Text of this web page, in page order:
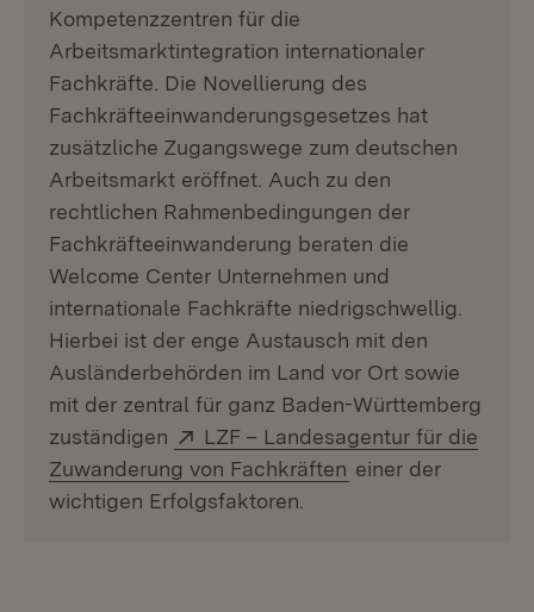
Kompetenzzentren für die
Arbeitsmarktintegration internationaler
Fachkräfte. Die Novellierung des
Fachkräfteeinwanderungsgesetzes hat
zusätzliche Zugangswege zum deutschen
Arbeitsmarkt eröffnet. Auch zu den
rechtlichen Rahmenbedingungen der
Fachkräfteeinwanderung beraten die
Welcome Center Unternehmen und
internationale Fachkräfte niedrigschwellig.
Hierbei ist der enge Austausch mit den
Ausländerbehörden im Land vor Ort sowie
mit der zentral für ganz Baden-Württemberg
zuständigen
Extern:
LZF – Landesagentur für die
Zuwanderung von Fachkräften (Öffnet in neuem
einer der
wichtigen Erfolgsfaktoren.